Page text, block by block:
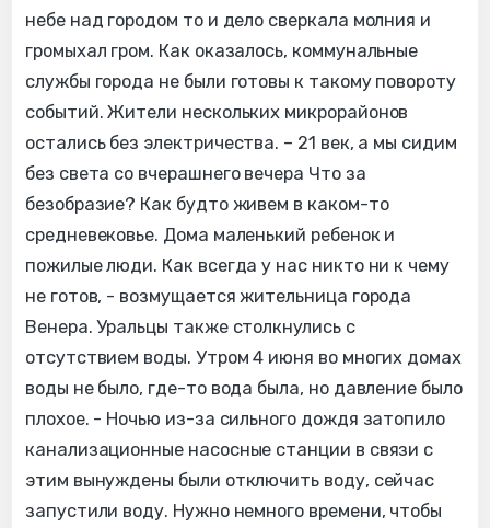
небе над городом то и дело сверкала молния и
громыхал гром. Как оказалось, коммунальные
службы города не были готовы к такому повороту
событий. Жители нескольких микрорайонов
остались без электричества. – 21 век, а мы сидим
без света со вчерашнего вечера Что за
безобразие? Как будто живем в каком-то
средневековье. Дома маленький ребенок и
пожилые люди. Как всегда у нас никто ни к чему
не готов, - возмущается жительница города
Венера. Уральцы также столкнулись с
отсутствием воды. Утром 4 июня во многих домах
воды не было, где-то вода была, но давление было
плохое. - Ночью из-за сильного дождя затопило
канализационные насосные станции в связи с
этим вынуждены были отключить воду, сейчас
запустили воду. Нужно немного времени, чтобы